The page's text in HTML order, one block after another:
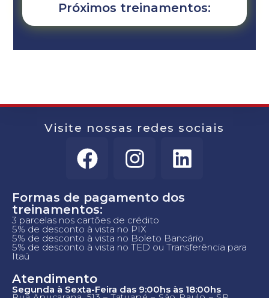
Próximos treinamentos:
Visite nossas redes sociais
Formas de pagamento dos
treinamentos:
3 parcelas nos cartões de crédito
5% de desconto à vista no PIX
5% de desconto à vista no Boleto Bancário
5% de desconto à vista no TED ou Transferência para
Itaú
Atendimento
Segunda à Sexta-Feira das 9:00hs às 18:00hs